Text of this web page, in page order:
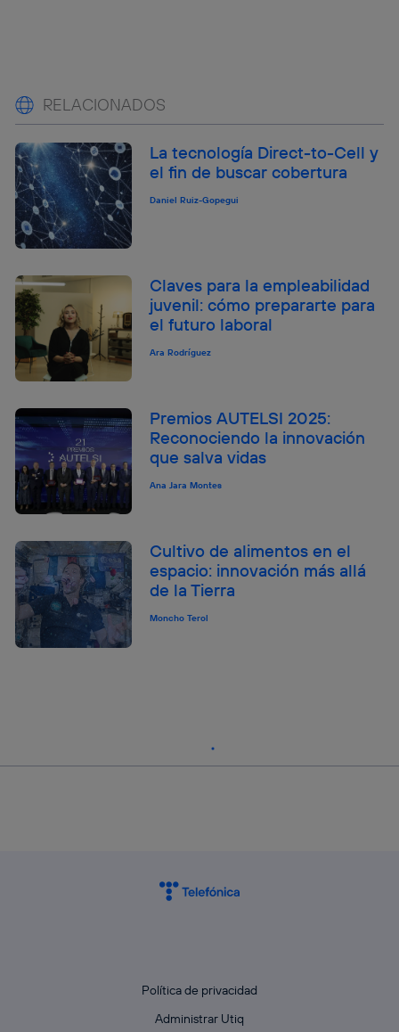
RELACIONADOS
La tecnología Direct-to-Cell y
el fin de buscar cobertura
Daniel Ruiz-Gopegui
Claves para la empleabilidad
juvenil: cómo prepararte para
el futuro laboral
Ara Rodríguez
Premios AUTELSI 2025:
Reconociendo la innovación
que salva vidas
Ana Jara Montes
Cultivo de alimentos en el
espacio: innovación más allá
de la Tierra
Moncho Terol
Política de privacidad
Administrar Utiq